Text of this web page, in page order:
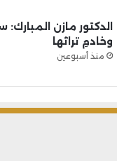
الدكتور مازن المبارك:
وخادمِ تراثها
منذ أسبوعين